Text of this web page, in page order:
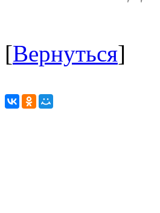
[Вернуться]